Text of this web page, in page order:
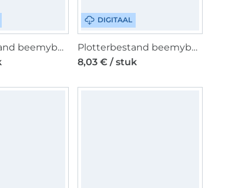
Plotterbestand beemybear Affirmationen Kids, Duits
DIGITAAL
Plotterbestand beemybear Bierdurst, Duits
8,03 € / stuk